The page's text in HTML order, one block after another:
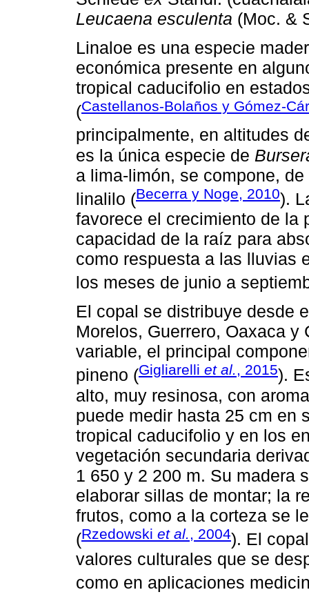
Leucaena esculenta (Moc. &
Linaloe es una especie
económica presente en
tropical caducifolio en
(Castellanos-Bolaños y Gómez-
principalmente, en altitudes
es la única especie de
a lima-limón, se compone,
linalilo (Becerra y Noge, 2010).
favorece el crecimiento de la
capacidad de la raíz para
como respuesta a las lluvias
los meses de junio a
El copal se distribuye desde
Morelos, Guerrero, Oaxaca
variable, el principal
pineno (Gigliarelli et al., 2015).
alto, muy resinosa, con
puede medir hasta 25 cm en
tropical caducifolio y en los
vegetación secundaria
1 650 y 2 200 m. Su madera
elaborar sillas de montar; la
frutos, como a la corteza se
(Rzedowski et al., 2004). El
valores culturales que se
como en aplicaciones